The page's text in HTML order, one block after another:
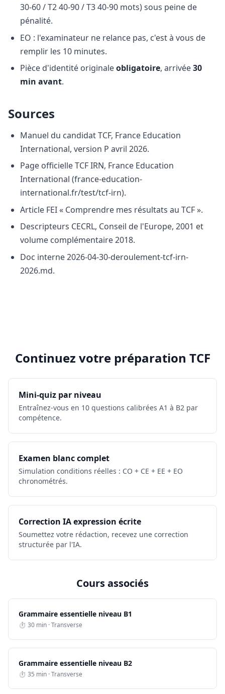
30-60 / T2 40-90 / T3 40-90 mots) sous peine de
pénalité.
EO : l'examinateur ne relance pas, c'est à vous de
remplir les 10 minutes.
Pièce d'identité originaleobligatoire, arrivée30
min avant.
Sources
Manuel du candidat TCF, France Education
International, version P avril 2026.
Page officielle TCF IRN, France Education
International (france-education-
international.fr/test/tcf-irn).
Article FEI « Comprendre mes résultats au TCF ».
Descripteurs CECRL, Conseil de l'Europe, 2001 et
volume complémentaire 2018.
Doc interne 2026-04-30-deroulement-tcf-irn-
2026.md.
Continuez votre préparation TCF
Mini-quiz par niveau
Entraînez-vous en 10 questions calibrées A1 à B2 par
compétence.
Examen blanc complet
Simulation conditions réelles : CO + CE + EE + EO
chronométrés.
Correction IA expression écrite
Soumettez votre rédaction, recevez une correction
structurée par l'IA.
Cours associés
Grammaire essentielle niveau B1
⏱ 30 min · Transverse
Grammaire essentielle niveau B2
⏱ 35 min · Transverse